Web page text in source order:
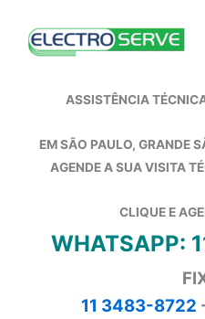
ASSISTÊNCIA
EM SÃO PAULO, GRANDE
AGENDE A SUA VISITA
CLIQUE E
WHATSAPP:
11 3483-8722